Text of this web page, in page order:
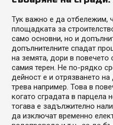
Тук важно е да отбележим,
площадката за
само основни, но и
допълнителните спадат
на земята, дори в повечето
самия терен. Не по-рядко
дейност е и отрязването
трева например. Това в
когато сградата в парцела
тогава е задължително
да изключат временно